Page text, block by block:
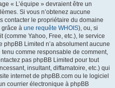
« L’équipe » devraient être un
Si vous n’obtenez aucune
contacter le propriétaire du domaine
grâce à une requête WHOIS), ou, si
Yahoo, Free, etc.), le service
Limited n’a absolument aucune
comme responsable de comment,
pas phpBB Limited pour tout
insultant, diffamatoire, etc.) qui
internet de phpBB.com ou le logiciel
courrier électronique à phpBB